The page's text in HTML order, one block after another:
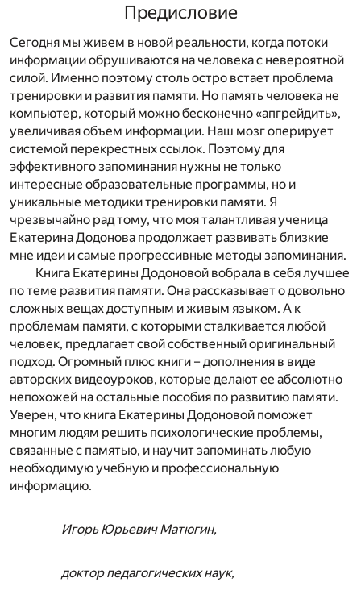
Предисловие
Сегодня мы живем в новой реальности, когда потоки
информации обрушиваются на человека с невероятной
силой. Именно поэтому столь остро встает проблема
тренировки и развития памяти. Но память человека не
компьютер, который можно бесконечно «апгрейдить»,
увеличивая объем информации. Наш мозг оперирует
системой перекрестных ссылок. Поэтому для
эффективного запоминания нужны не только
интересные образовательные программы, но и
уникальные методики тренировки памяти. Я
чрезвычайно рад тому, что моя талантливая ученица
Екатерина Додонова продолжает развивать близкие
мне идеи и самые прогрессивные методы запоминания.
Книга Екатерины Додоновой вобрала в себя лучшее
по теме развития памяти. Она рассказывает о довольно
сложных вещах доступным и живым языком. А к
проблемам памяти, с которыми сталкивается любой
человек, предлагает свой собственный оригинальный
подход. Огромный плюс книги – дополнения в виде
авторских видеоуроков, которые делают ее абсолютно
непохожей на остальные пособия по развитию памяти.
Уверен, что книга Екатерины Додоновой поможет
многим людям решить психологические проблемы,
связанные с памятью, и научит запоминать любую
необходимую учебную и профессиональную
информацию.
Игорь Юрьевич Матюгин,
доктор педагогических наук,